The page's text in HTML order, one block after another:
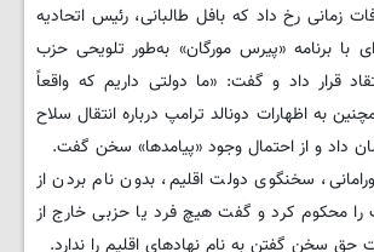
زمانی رخ داد که بافل طالبانی، رئیس اتحادیه
با برنامه «پیرس مورگان» به‌طور تلویحی حزب
قرار داد و گفت: «ما دولتی داریم که واقعاً
به اظهارات دونالد ترامپ درباره انتقال سلاح
داد و از احتمال وجود «پیامدها» سخن گفت.
سخنگوی دولت اقلیم، بدون نام بردن از
را محکوم کرد و گفت هیچ فرد یا حزبی خارج از
سخن گفتن به نام نهادهای اقلیم را ندارد.